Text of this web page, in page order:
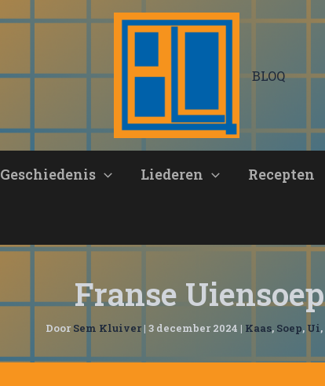
BLOQ
Geschiedenis Liederen Recepten
Franse Uiensoep
DoorSem Kluiver | 3 december 2024 | Kaas, Soep, Ui,